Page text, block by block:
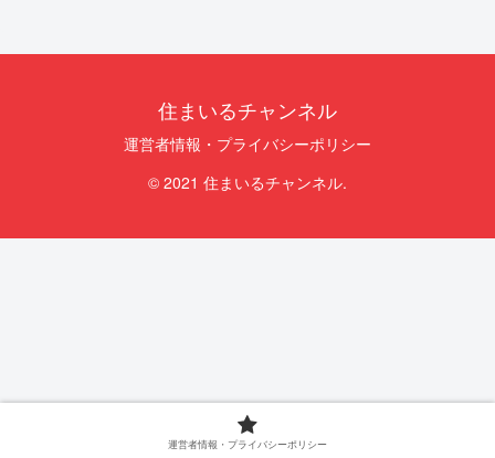
住まいるチャンネル
運営者情報・プライバシーポリシー
© 2021 住まいるチャンネル.
運営者情報・プライバシーポリシー